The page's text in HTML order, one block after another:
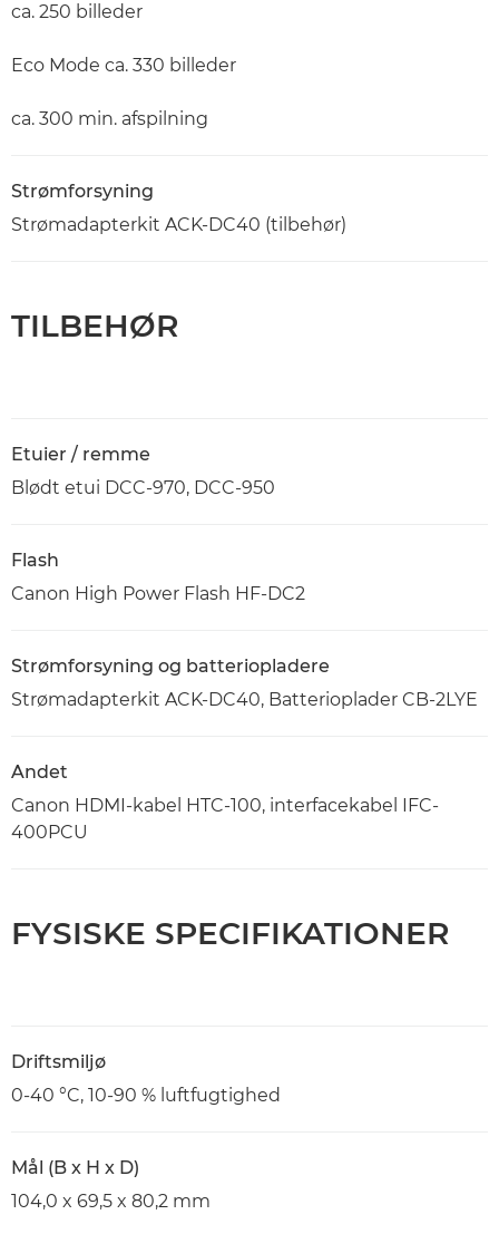
ca. 250 billeder
Eco Mode ca. 330 billeder
ca. 300 min. afspilning
Strømforsyning
Strømadapterkit ACK-DC40 (tilbehør)
TILBEHØR
Etuier / remme
Blødt etui DCC-970, DCC-950
Flash
Canon High Power Flash HF-DC2
Strømforsyning og batteriopladere
Strømadapterkit ACK-DC40, Batterioplader CB-2LYE
Andet
Canon HDMI-kabel HTC-100, interfacekabel IFC-
400PCU
FYSISKE SPECIFIKATIONER
Driftsmiljø
0-40 °C, 10-90 % luftfugtighed
Mål (B x H x D)
104,0 x 69,5 x 80,2 mm